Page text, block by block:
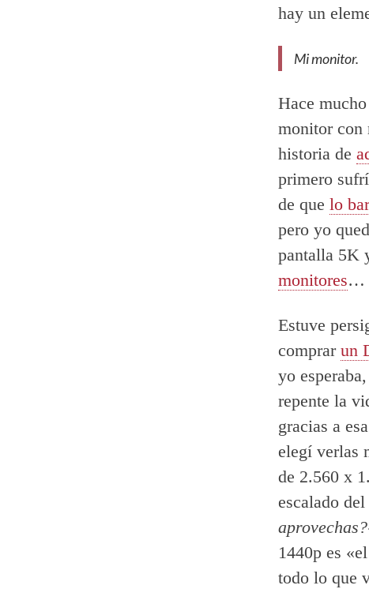
hay un
Mi monitor.
Hace
monitor con
historia de
primero
de que lo
pero yo
pantalla 5K
monitores…
Estuve
comprar un
yo
repente la
gracias a
elegí verlas
de 2.560 x
escalado
aprovechas?
1440p es
todo lo que